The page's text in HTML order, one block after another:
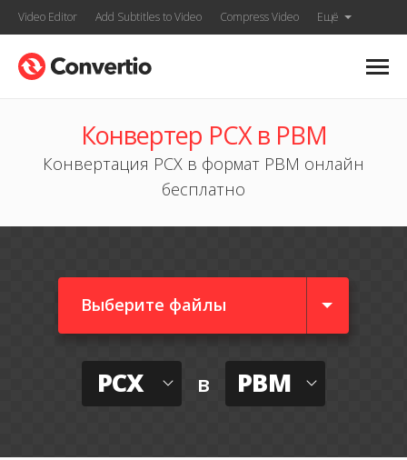
Video Editor Add Subtitles to Video Compress Video Ещё
Конвертер PCX в PBM
Конвертация PCX в формат PBM онлайн
бесплатно
Выберите файлы
PCX в PBM